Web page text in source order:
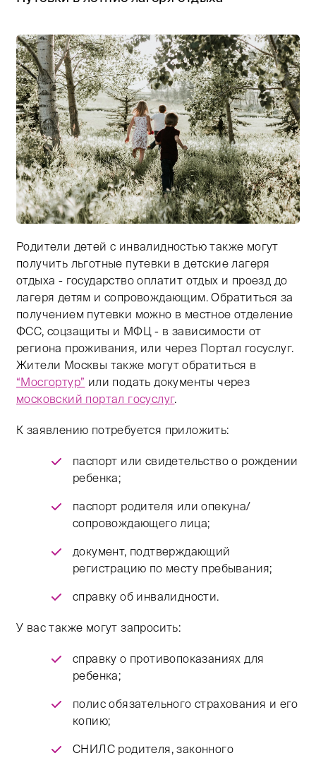
Тифлокомментарий: цветная фотография. Лето,
Родители детей с инвалидностью также могут
получить льготные путевки в детские лагеря
отдыха - государство оплатит отдых и проезд до
лагеря детям и сопровождающим. Обратиться за
получением путевки можно в местное отделение
ФСС, соцзащиты и МФЦ - в зависимости от
региона проживания, или через Портал госуслуг.
Жители Москвы также могут обратиться в
“Мосгортур” или подать документы через
московский портал госуслуг.
К заявлению потребуется приложить:
паспорт или свидетельство о рождении
ребенка;
паспорт родителя или опекуна/
сопровождающего лица;
документ, подтверждающий
регистрацию по месту пребывания;
справку об инвалидности.
У вас также могут запросить:
справку о противопоказаниях для
ребенка;
полис обязательного страхования и его
копию;
СНИЛС родителя, законного